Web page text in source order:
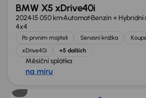
BMW X5 xDrive40i
202415 050 kmAutomatBenzín + Hybridní
4x4
Po prvním majiteli Servisní knížka
xDrive40i
+5 dalších
Měsíční splátka
na míru
Možnost odpočtu DPH